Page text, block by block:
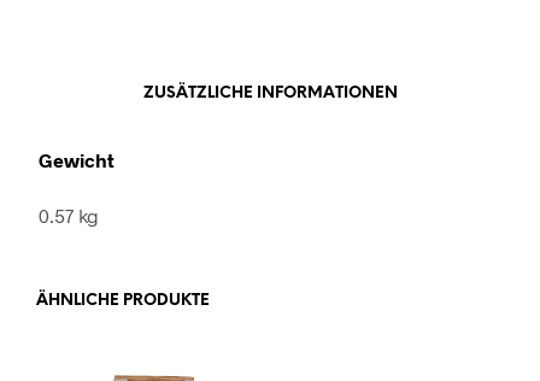
ZUSÄTZLICHE INFORMATIONEN
Gewicht
0.57 kg
ÄHNLICHE PRODUKTE